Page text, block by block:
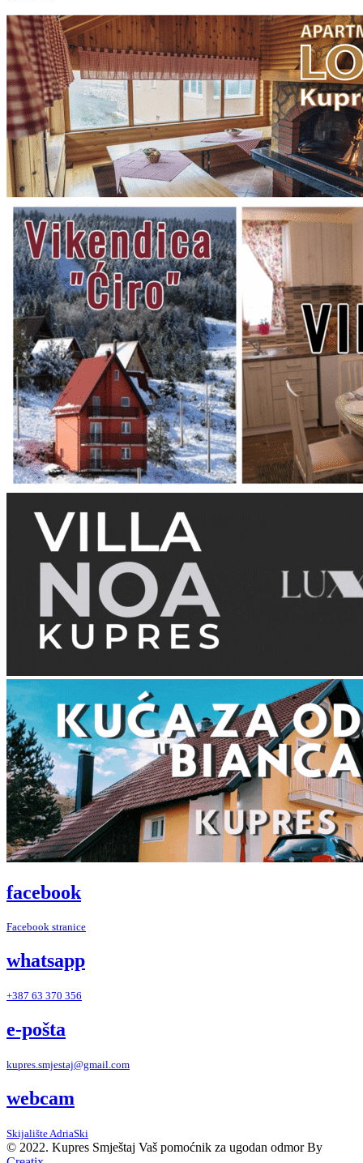
facebook
Facebook stranice
whatsapp
+387 63 370 356
e-pošta
kupres.smjestaj@gmail.com
webcam
Skijalište AdriaSki
© 2022. Kupres Smještaj Vaš pomoćnik za ugodan odmor By